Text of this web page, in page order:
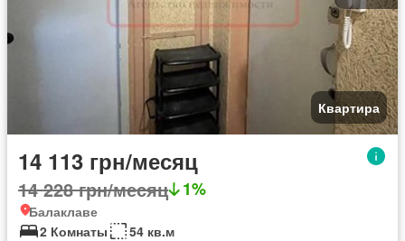
Квартира
14 113 грн/месяц
14 228 грн/месяц 1%
Балаклаве
2 Комнаты
54 кв.м